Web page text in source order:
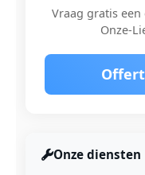
Vraag gratis
Onze-
Onze diensten